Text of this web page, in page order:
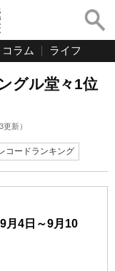
コラム ライフ
グル堂々1位
更新）
コードランキング
月4日～9月10